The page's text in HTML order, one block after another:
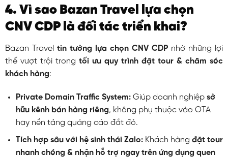
4. Vì sao Bazan Travel lựa chọn
CNV CDP là đối tác triển khai?
Bazan Travel tin tưởng lựa chọn CNV CDP nhờ những lợi
thế vượt trội trong tối ưu quy trình đặt tour & chăm sóc
khách hàng:
Private Domain Traffic System:Giúp doanh nghiệp sở
hữu kênh bán hàng riêng, không phụ thuộc vào OTA
hay nền tảng quảng cáo đắt đỏ.
Tích hợp sâu với hệ sinh thái Zalo:Khách hàng đặt tour
nhanh chóng & nhận hỗ trợ ngay trên ứng dụng quen